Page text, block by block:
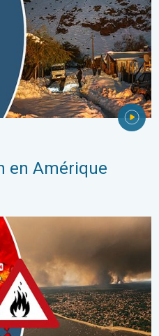
en Amérique
vivement. Milliers de sinistrés.